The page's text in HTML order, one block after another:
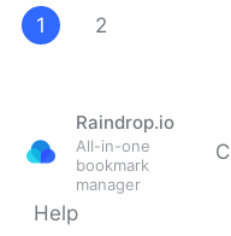
1
2
Raindrop.io
All-in-one
bookmark
manager
Help